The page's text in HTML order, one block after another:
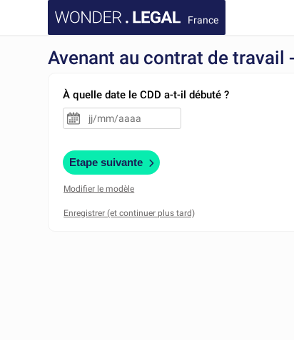
France
Avenant au contrat de travail
À quelle date le CDD a-t-il débuté ?
Etape suivante
Modifier le modèle